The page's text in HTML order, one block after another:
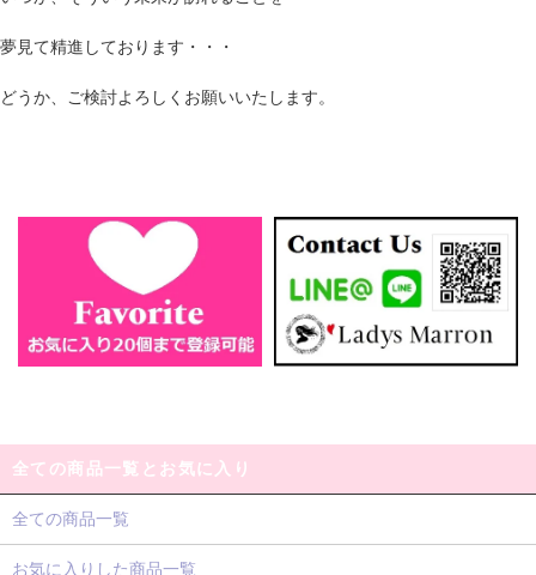
夢見て精進しております・・・
どうか、ご検討よろしくお願いいたします。
全ての商品一覧とお気に入り
全ての商品一覧
お気に入りした商品一覧